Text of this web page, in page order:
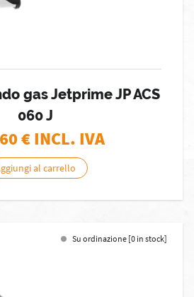
gas Jetprime JP ACS
060 J
€ INCL. IVA
al carrello
Su ordinazione [0 in stock]